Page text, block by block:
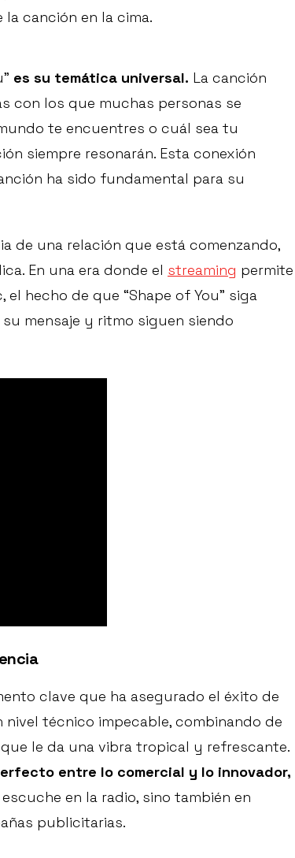
canción en la cima.
es su temática universal. La canción
con los que muchas personas se
te encuentres o cuál sea tu
siempre resonarán. Esta conexión
ha sido fundamental para su
de una relación que está comenzando,
En una era donde el streaming permite
hecho de que “Shape of You” siga
mensaje y ritmo siguen siendo
clave que ha asegurado el éxito de
nivel técnico impecable, combinando de
le da una vibra tropical y refrescante.
entre lo comercial y lo innovador,
en la radio, sino también en
publicitarias.